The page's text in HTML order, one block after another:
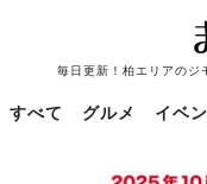
毎日更新！柏エリアのジ
すべて グルメ イベ